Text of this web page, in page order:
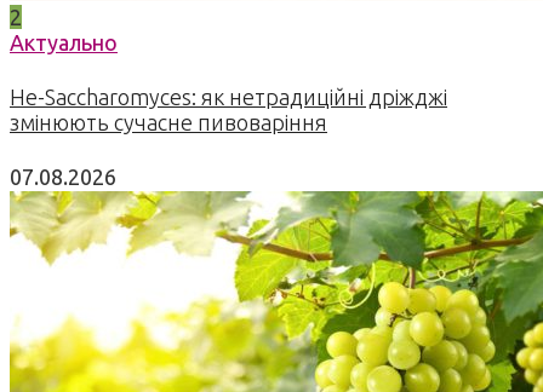
2
Актуально
Не-Saccharomyces: як нетрадиційні дріжджі
змінюють сучасне пивоваріння
07.08.2026